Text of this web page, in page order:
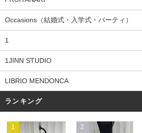
Occasions（結婚式・入学式・パーティ）
1
1JINN STUDIO
LIBRIO MENDONCA
ランキング
1 2